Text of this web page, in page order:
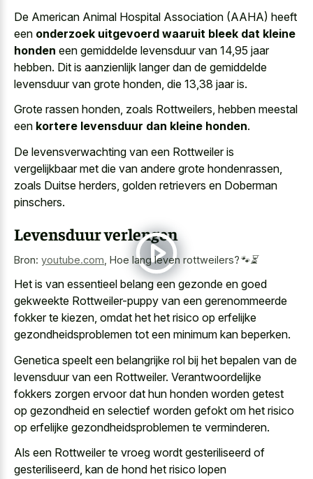
De American Animal Hospital Association (AAHA) heeft
een onderzoek uitgevoerd waaruit bleek dat kleine
honden een gemiddelde levensduur van 14,95 jaar
hebben. Dit is aanzienlijk langer dan de gemiddelde
levensduur van grote honden, die 13,38 jaar is.
Grote rassen honden, zoals Rottweilers, hebben meestal
een kortere levensduur dan kleine honden.
De levensverwachting van een Rottweiler is
vergelijkbaar met die van andere grote hondenrassen,
zoals Duitse herders, golden retrievers en Doberman
pinschers.
Levensduur verlengen
Bron: youtube.com Hoe lang leven rottweilers?🐾⏳
Het is van essentieel belang een gezonde en goed
gekweekte Rottweiler-puppy van een gerenommeerde
fokker te kiezen, omdat het het risico op erfelijke
gezondheidsproblemen tot een minimum kan beperken.
Genetica speelt een belangrijke rol bij het bepalen van de
levensduur van een Rottweiler. Verantwoordelijke
fokkers zorgen ervoor dat hun honden worden getest
op gezondheid en selectief worden gefokt om het risico
op erfelijke gezondheidsproblemen te verminderen.
Als een Rottweiler te vroeg wordt gesteriliseerd of
gesteriliseerd, kan de hond het risico lopen